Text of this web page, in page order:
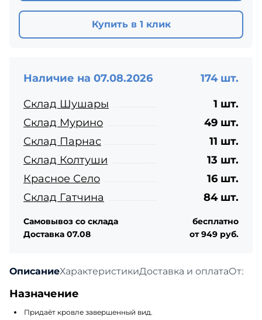
ОписаниеХарактеристикиДоставка и оплата
Назначение
Придаёт кровле завершенный вид.
Купить в 1 клик
Наличие на 07.08.2026
174 шт.
Склад Шушары
1 шт.
Склад Мурино
49 шт.
Склад Парнас
11 шт.
Склад Колтуши
13 шт.
Красное Село
16 шт.
Склад Гатчина
84 шт.
Самовывоз со склада
бесплатно
Доставка 07.08
от 949 руб.